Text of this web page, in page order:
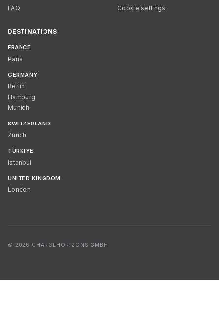
FAQ
Cookie settings
DESTINATIONS
FRANCE
Paris
GERMANY
Berlin
Hamburg
Munich
SWITZERLAND
Zurich
TÜRKIYE
Istanbul
UNITED KINGDOM
London
© 2026 CHARGEHORIZONS GMBH